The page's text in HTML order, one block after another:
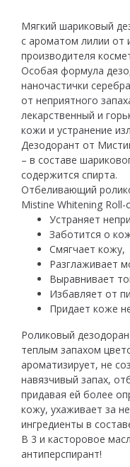
Мягкий шариковый
с ароматом лилии от
производителя
Особая формула
наночастички
от неприятного
лекарственный и
кожи и устранение
Дезодорант от
– в составе
содержится спирта.
Отбеливающий
Mistine Whitening Roll-
Устраняет
Заботится о
Смягчает кожу,
Разглаживает
Выравнивает
Избавляет от
Придает коже
Роликовый
теплым запахом
ароматизирует, не
навязчивый запах,
придавая ей более
кожу, ухаживает за
ингредиенты в
В 3 и касторовое
антиперспирант!